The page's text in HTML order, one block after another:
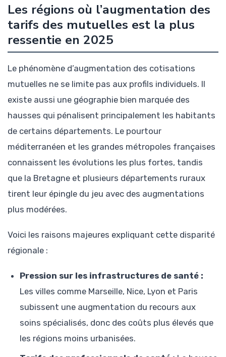
Les régions où l’augmentation des
tarifs des mutuelles est la plus
ressentie en 2025
Le phénomène d’augmentation des cotisations
mutuelles ne se limite pas aux profils individuels. Il
existe aussi une géographie bien marquée des
hausses qui pénalisent principalement les habitants
de certains départements. Le pourtour
méditerranéen et les grandes métropoles françaises
connaissent les évolutions les plus fortes, tandis
que la Bretagne et plusieurs départements ruraux
tirent leur épingle du jeu avec des augmentations
plus modérées.
Voici les raisons majeures expliquant cette disparité
régionale :
Pression sur les infrastructures de santé :
Les villes comme Marseille, Nice, Lyon et Paris
subissent une augmentation du recours aux
soins spécialisés, donc des coûts plus élevés que
les régions moins urbanisées.